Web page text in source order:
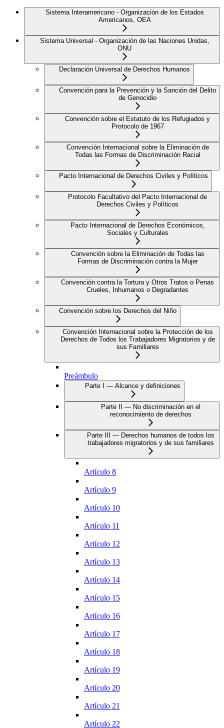
Sistema Interamericano - Organización de los Estados
Americanos, OEA
Sistema Universal - Organización de las Naciones Unidas,
ONU
Declaración Universal de Derechos Humanos
Convención para la Prevención y la Sanción del Delito
de Genocidio
Convención sobre el Estatuto de los Refugiados y
Protocolo de 1967
Convención Internacional sobre la Eliminación de
Todas las Formas de Discriminación Racial
Pacto Internacional de Derechos Civiles y Políticos
Protocolo Facultativo del Pacto Internacional de
Derechos Civiles y Políticos
Pacto Internacional de Derechos Económicos,
Sociales y Culturales
Convención sobre la Eliminación de Todas las
Formas de Discriminación contra la Mujer
Convención contra la Tortura y Otros Tratos o Penas
Crueles, Inhumanos o Degradantes
Convención sobre los Derechos del Niño
Convención Internacional sobre la Protección de los
Derechos de Todos los Trabajadores Migratorios y de
sus Familiares
Preámbulo
Parte I — Alcance y definiciones
Parte II — No discriminación en el
reconocimiento de derechos
Parte III — Derechos humanos de todos los
trabajadores migratorios y de sus familiares
Artículo 8
Artículo 9
Artículo 10
Artículo 11
Artículo 12
Artículo 13
Artículo 14
Artículo 15
Artículo 16
Artículo 17
Artículo 18
Artículo 19
Artículo 20
Artículo 21
Artículo 22